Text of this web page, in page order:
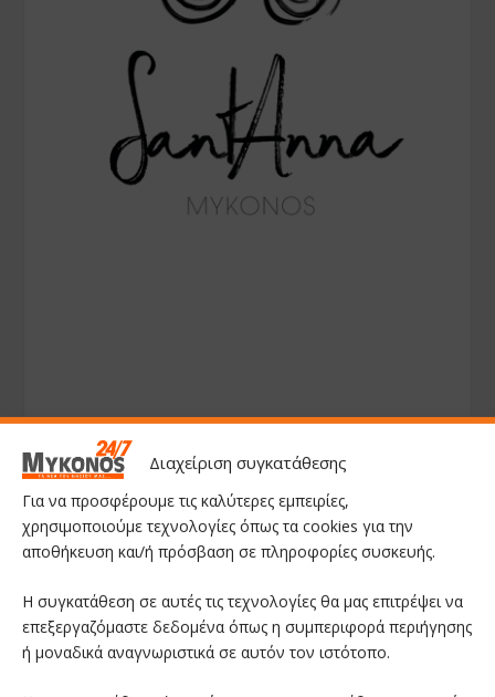
Διαχείριση συγκατάθεσης
Για να προσφέρουμε τις καλύτερες εμπειρίες,
χρησιμοποιούμε τεχνολογίες όπως τα cookies για την
αποθήκευση και/ή πρόσβαση σε πληροφορίες συσκευής.
Η συγκατάθεση σε αυτές τις τεχνολογίες θα μας επιτρέψει να
επεξεργαζόμαστε δεδομένα όπως η συμπεριφορά περιήγησης
ή μοναδικά αναγνωριστικά σε αυτόν τον ιστότοπο.